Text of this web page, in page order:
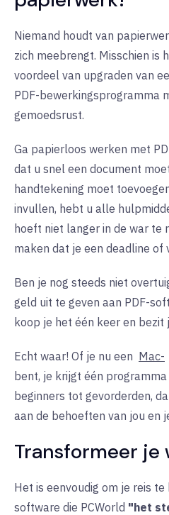
Niemand houdt van
zich meebrengt. Misschien is
voordeel van upgraden van
PDF-bewerkingsprogramma
gemoedsrust.
Ga papierloos werken met
dat u snel een document
handtekening moet
invullen, hebt u alle
hoeft niet langer in de war te
maken dat je een deadline of
Ben je nog steeds niet
geld uit te geven aan PDF-
koop je het één keer en bezit
Echt waar! Of je nu een Mac-
bent, je krijgt één
beginners tot gevorderden,
aan de behoeften van jou en
Transformeer
Het is eenvoudig om je reis
software die PCWorld "het